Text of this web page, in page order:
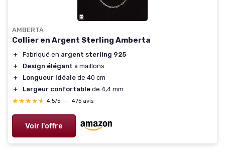
AMBERTA
Collier en Argent Sterling Amberta
＋ Fabriqué en argent sterling 925
＋
Design élégant à maillons
＋
Longueur idéale de 40 cm
＋
Largeur confortable de 4,4 mm
★★★★★
★★★★★ 4,5/5 — 475 avis
Voir l'offre